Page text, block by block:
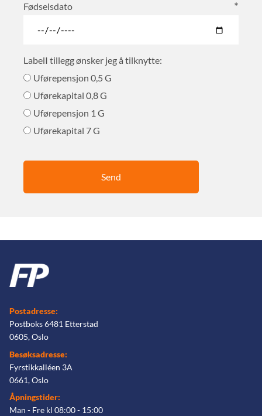
Fødselsdato
LabelI tillegg ønsker jeg å tilknytte:
Uførepensjon 0,5 G
Uførekapital 0,8 G
Uførepensjon 1 G
Uførekapital 7 G
Postadresse:
Postboks 6481 Etterstad
0605, Oslo
Besøksadresse:
Fyrstikkalléen 3A
0661, Oslo
Åpningstider:
Man - Fre kl 08:00 - 15:00